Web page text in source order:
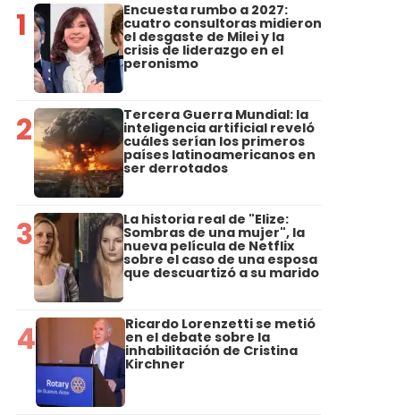
1 Encuesta rumbo a 2027:
cuatro consultoras midieron
el desgaste de Milei y la
crisis de liderazgo en el
peronismo
2 Tercera Guerra Mundial: la
inteligencia artificial reveló
cuáles serían los primeros
países latinoamericanos en
ser derrotados
3 La historia real de "Elize:
Sombras de una mujer", la
nueva película de Netflix
sobre el caso de una esposa
que descuartizó a su marido
4 Ricardo Lorenzetti se metió
en el debate sobre la
inhabilitación de Cristina
Kirchner